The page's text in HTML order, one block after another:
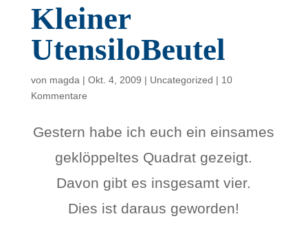
Kleiner
UtensiloBeutel
von magda | Okt. 4, 2009 | Uncategorized | 10
Kommentare
Gestern habe ich euch ein einsames
geklöppeltes Quadrat gezeigt.
Davon gibt es insgesamt vier.
Dies ist daraus geworden!